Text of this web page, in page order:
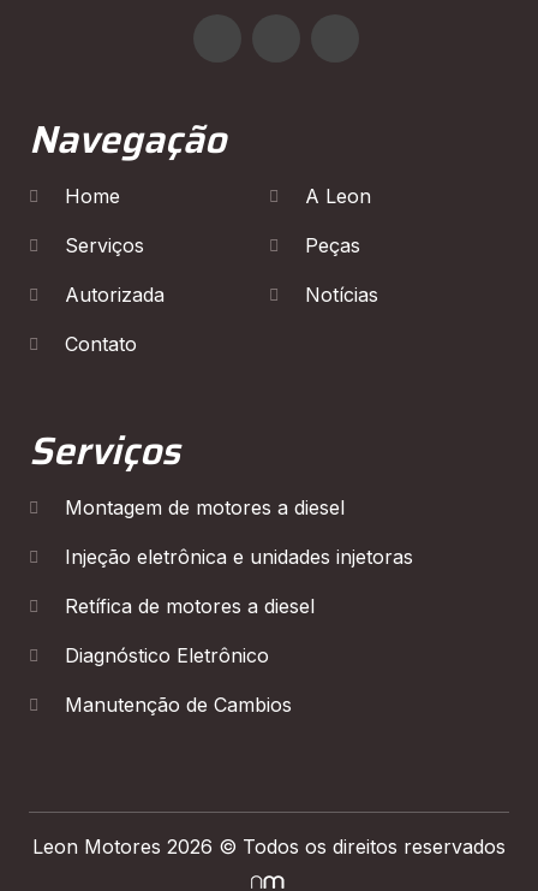
Navegação
Home A Leon
Serviços Peças
Autorizada Notícias
Contato
Serviços
Montagem de motores a diesel
Injeção eletrônica e unidades injetoras
Retífica de motores a diesel
Diagnóstico Eletrônico
Manutenção de Cambios
Leon Motores 2026 © Todos os direitos reservados